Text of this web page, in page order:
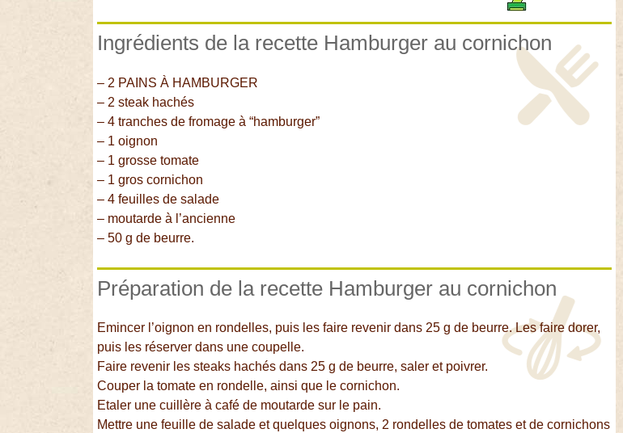
Ingrédients de la recette Hamburger au cornichon
– 2 PAINS À HAMBURGER
– 2 steak hachés
– 4 tranches de fromage à “hamburger”
– 1 oignon
– 1 grosse tomate
– 1 gros cornichon
– 4 feuilles de salade
– moutarde à l’ancienne
– 50 g de beurre.
Préparation de la recette Hamburger au cornichon
Emincer l’oignon en rondelles, puis les faire revenir dans 25 g de beurre. Les faire dorer,
puis les réserver dans une coupelle.
Faire revenir les steaks hachés dans 25 g de beurre, saler et poivrer.
Couper la tomate en rondelle, ainsi que le cornichon.
Etaler une cuillère à café de moutarde sur le pain.
Mettre une feuille de salade et quelques oignons, 2 rondelles de tomates et de cornichons